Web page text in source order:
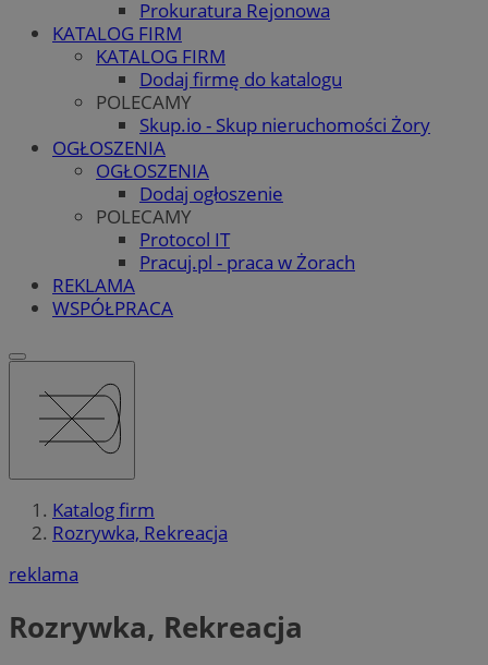
Prokuratura Rejonowa
KATALOG FIRM
KATALOG FIRM
Dodaj firmę do katalogu
POLECAMY
Skup.io - Skup nieruchomości Żory
OGŁOSZENIA
OGŁOSZENIA
Dodaj ogłoszenie
POLECAMY
Protocol IT
Pracuj.pl - praca w Żorach
REKLAMA
WSPÓŁPRACA
Katalog firm
Rozrywka, Rekreacja
reklama
Rozrywka, Rekreacja